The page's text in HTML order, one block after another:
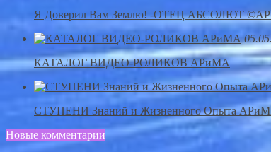
Я Доверил Вам Землю! -ОТЕЦ АБСОЛЮТ
КАТАЛОГ ВИДЕО-РОЛИКОВ АРиМА
СТУПЕНИ Знаний и Жизненного Опыта
Новые комментарии